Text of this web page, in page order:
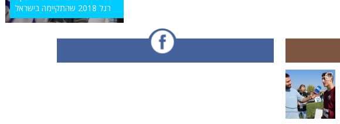
רגל 2018 שהתקיימה בישראל